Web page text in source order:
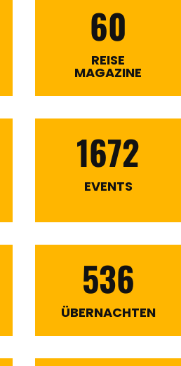
60
REISE
MAGAZINE
1672
EVENTS
536
ÜBERNACHTEN